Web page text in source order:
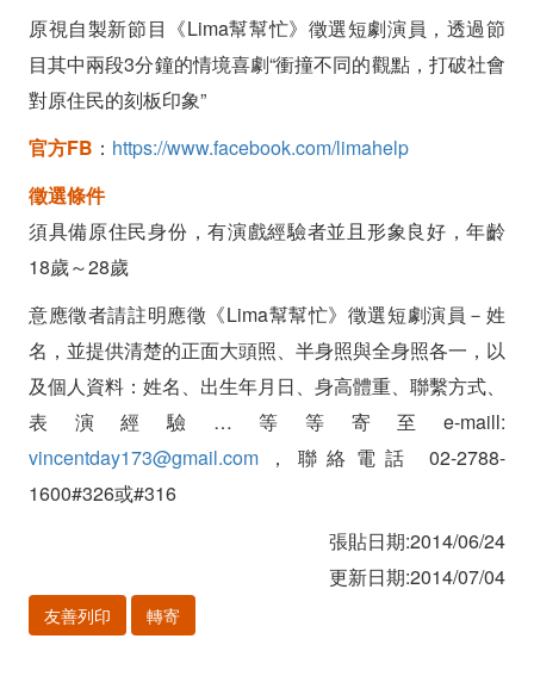
數
名
(至
2014/7/4
日
截
止)
原視自製新節目《Lima幫幫忙》徵選短劇演員，透過節
目其中兩段3分鐘的情境喜劇“衝撞不同的觀點，打破社會
對原住民的刻板印象”
官方FB ： https://www.facebook.com/limahelp
徵選條件
須具備原住民身份，有演戲經驗者並且形象良好，年齡
18歲～28歲
意應徵者請註明應徵《Lima幫幫忙》徵選短劇演員－姓
名，並提供清楚的正面大頭照、半身照與全身照各一，以
及個人資料：姓名、出生年月日、身高體重、聯繫方式、
表演經驗…等等寄至e-maill:
vincentday173@gmail.com ，聯絡電話 02-2788-
1600#326或#316
張貼日期:2014/06/24
更新日期:2014/07/04
友善列印 轉寄